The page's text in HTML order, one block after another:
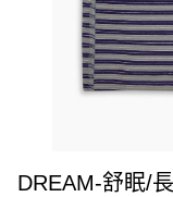
DREAM-舒眠/